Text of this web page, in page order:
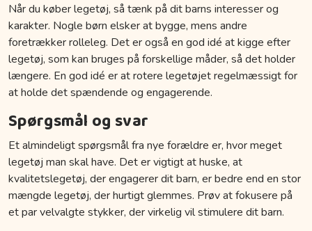
Når du køber legetøj, så tænk på dit barns interesser og
karakter. Nogle børn elsker at bygge, mens andre
foretrækker rolleleg. Det er også en god idé at kigge efter
legetøj, som kan bruges på forskellige måder, så det holder
længere. En god idé er at rotere legetøjet regelmæssigt for
at holde det spændende og engagerende.
Spørgsmål og svar
Et almindeligt spørgsmål fra nye forældre er, hvor meget
legetøj man skal have. Det er vigtigt at huske, at
kvalitetslegetøj, der engagerer dit barn, er bedre end en stor
mængde legetøj, der hurtigt glemmes. Prøv at fokusere på
et par velvalgte stykker, der virkelig vil stimulere dit barn.